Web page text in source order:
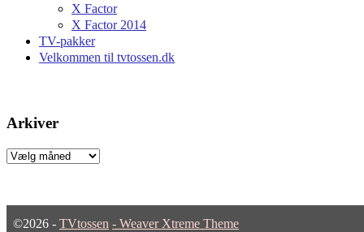
X Factor
X Factor 2014
TV-pakker
Velkommen til tvtossen.dk
Arkiver
Arkiver
©2026 - TVtossen - Weaver Xtreme Theme